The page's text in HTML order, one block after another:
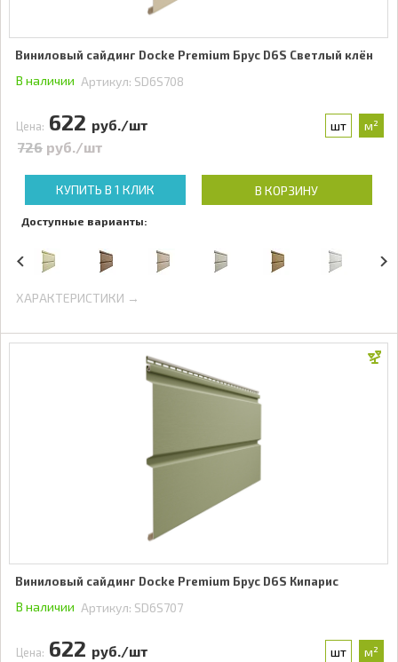
Виниловый сайдинг Docke Premium Брус D6S Светлый клён
В наличии Артикул: SD6S708
Цена: 622 руб./шт шт м²
726 руб./шт
КУПИТЬ В 1 КЛИК В КОРЗИНУ
Доступные варианты:
ХАРАКТЕРИСТИКИ →
Виниловый сайдинг Docke Premium Брус D6S Кипарис
В наличии Артикул: SD6S707
Цена: 622 руб./шт шт м²